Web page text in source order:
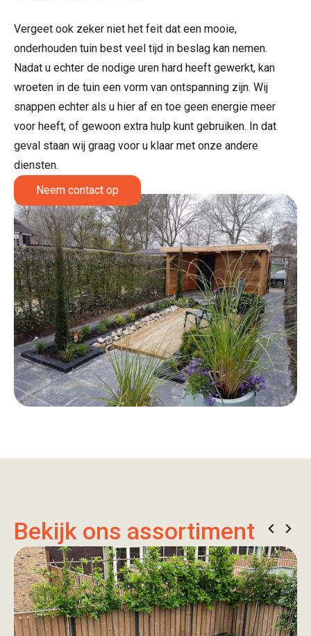
Vergeet ook zeker niet het feit dat een mooie,
onderhouden tuin best veel tijd in beslag kan nemen.
Nadat u echter de nodige uren hard heeft gewerkt, kan
wroeten in de tuin een vorm van ontspanning zijn. Wij
snappen echter als u hier af en toe geen energie meer
voor heeft, of gewoon extra hulp kunt gebruiken. In dat
geval staan wij graag voor u klaar met onze andere
diensten.
Neem contact op
Bekijk ons assortiment